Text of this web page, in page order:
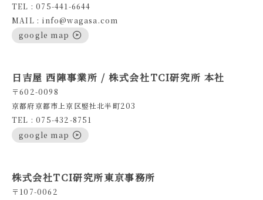
TEL : 075-441-6644
MAIL : info@wagasa.com
google map
日吉屋 西陣事業所 / 株式会社TCI研究所 本社
〒602-0098
京都府京都市上京区竪社北半町203
TEL : 075-432-8751
google map
株式会社TCI研究所東京事務所
〒107-0062